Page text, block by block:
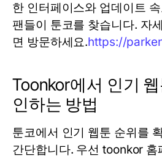
한 인터페이스와 업데이트
팬들이 툰코를 찾습니다. 자
면 방문하세요.https://
Toonkor에서 인기
인하는 방법
툰코에서 인기 웹툰 순위를
간단합니다. 우선toonkor 홈